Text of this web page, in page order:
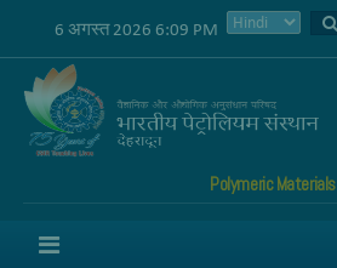
6 अगस्त 2026 6:09 PM
Polymeric Materials